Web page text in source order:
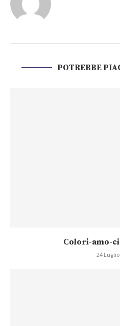
POTREBBE
Colori-amo-
24